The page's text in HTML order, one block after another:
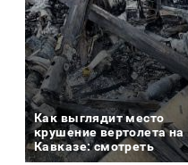
Как выглядит место
крушение вертолета на
Кавказе: смотреть